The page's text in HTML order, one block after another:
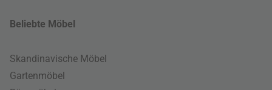
Beliebte Möbel
Skandinavische Möbel
Gartenmöbel